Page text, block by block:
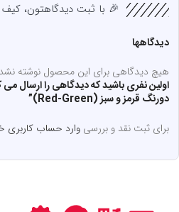
🎉 با ثبت دیدگاهتون،
دیدگاهها
هیچ دیدگاهی برای این محصول نوشته
دورنگ قرمز و سبز (Red-Green)”
برای ثبت نقد و بررسیوارد حساب کاربری